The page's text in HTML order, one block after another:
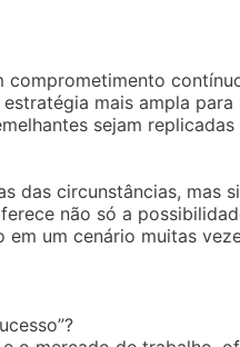
comprometimento
mais ampla
sejam
das circunstâncias, mas
não só a
um cenário muitas